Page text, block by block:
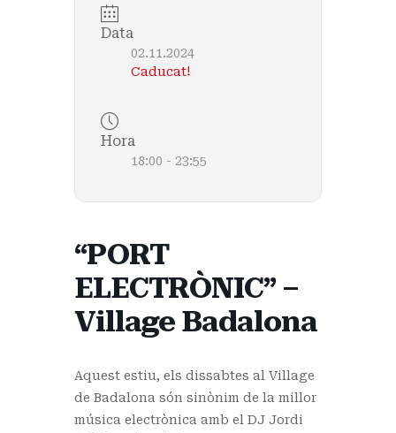
Data
02.11.2024
Caducat!
Hora
18:00 - 23:55
“PORT
ELECTRÒNIC” –
Village Badalona
Aquest estiu, els dissabtes al Village
de Badalona són sinònim de la millor
música electrònica amb el DJ Jordi